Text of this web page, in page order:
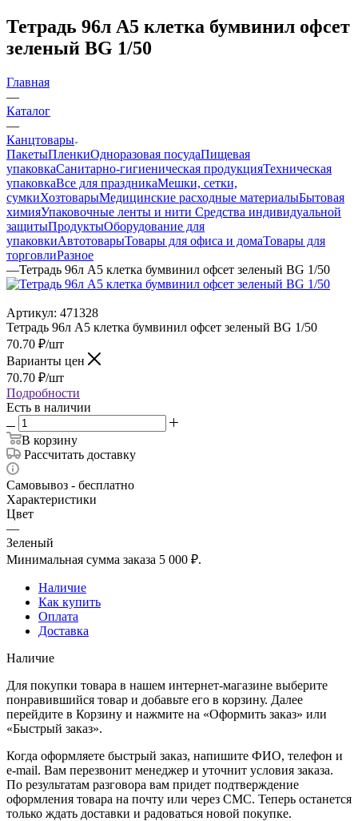
Тетрадь 96л А5 клетка бумвинил офсет
зеленый BG 1/50
Главная
—
Каталог
—
Канцтовары
ПакетыПленкиОдноразовая посудаПищевая
упаковкаСанитарно-гигиеническая продукцияТехническая
упаковкаВсе для праздникаМешки, сетки,
сумкиХозтоварыМедицинские расходные материалыБытовая
химияУпаковочные ленты и нити Средства индивидуальной
защитыПродуктыОборудование для
упаковкиАвтотоварыТовары для офиса и домаТовары для
торговлиРазное
—Тетрадь 96л А5 клетка бумвинил офсет зеленый BG 1/50
Артикул: 471328
Тетрадь 96л А5 клетка бумвинил офсет зеленый BG 1/50
70.70 ₽/шт
Варианты цен
70.70 ₽/шт
Подробности
Есть в наличии
В корзину
Рассчитать доставку
Самовывоз - бесплатно
Характеристики
Цвет
—
Зеленый
Минимальная сумма заказа 5 000 ₽.
Наличие
Как купить
Оплата
Доставка
Наличие
Для покупки товара в нашем интернет-магазине выберите
понравившийся товар и добавьте его в корзину. Далее
перейдите в Корзину и нажмите на «Оформить заказ» или
«Быстрый заказ».
Когда оформляете быстрый заказ, напишите ФИО, телефон и
e-mail. Вам перезвонит менеджер и уточнит условия заказа.
По результатам разговора вам придет подтверждение
оформления товара на почту или через СМС. Теперь останется
только ждать доставки и радоваться новой покупке.